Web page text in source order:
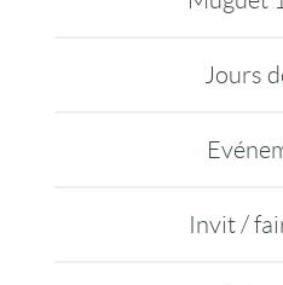
Jours
Invit /